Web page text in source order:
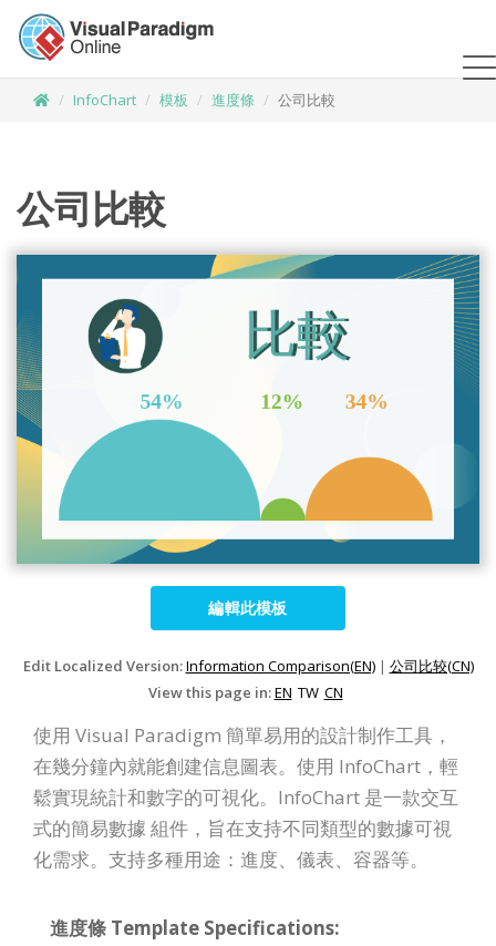
InfoChart 模板 進度條 公司比較
公司比較
編輯此模板
Edit Localized Version:Information Comparison(EN)| 公司比较(CN)
View this page in:EN TW CN
使用 Visual Paradigm 簡單易用的設計制作工具，
在幾分鐘內就能創建信息圖表。使用 InfoChart，輕
鬆實現統計和數字的可視化。InfoChart 是一款交互
式的簡易數據 組件，旨在支持不同類型的數據可視
化需求。支持多種用途：進度、儀表、容器等。
進度條 Template Specifications: